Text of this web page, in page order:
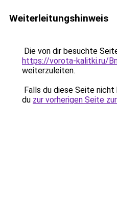
Weiterleitungshinweis
Die von dir besuchte
https://vorota-kalitki.ru/
weiterzuleiten.
Falls du diese Seite
du zur vorherigen Seite